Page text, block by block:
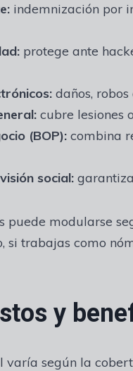
:indemnización por
:protege ante
:daños, robos
:cubre lesiones
(BOP):combina
social:
puede modularse
si trabajas como
y
varía según la